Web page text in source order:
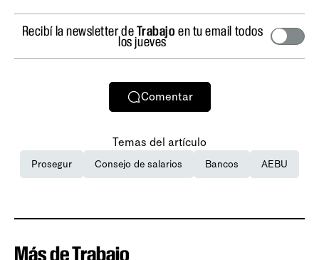
Recibí la newsletter deTrabajo en tu email todos
los jueves
Comentar
Temas del artículo
Prosegur Consejo de salarios Bancos AEBU
Más de Trabajo